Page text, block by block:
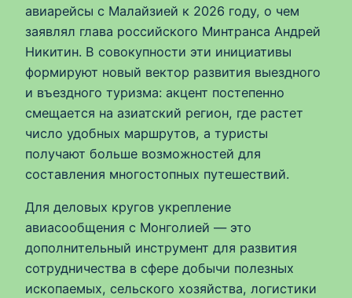
авиарейсы с Малайзией к 2026 году, о чем
заявлял глава российского Минтранса Андрей
Никитин. В совокупности эти инициативы
формируют новый вектор развития выездного
и въездного туризма: акцент постепенно
смещается на азиатский регион, где растет
число удобных маршрутов, а туристы
получают больше возможностей для
составления многостопных путешествий.
Для деловых кругов укрепление
авиасообщения с Монголией — это
дополнительный инструмент для развития
сотрудничества в сфере добычи полезных
ископаемых, сельского хозяйства, логистики